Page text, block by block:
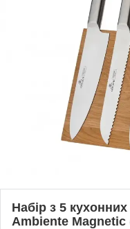
Набір з 5
Ambiente Magnetic